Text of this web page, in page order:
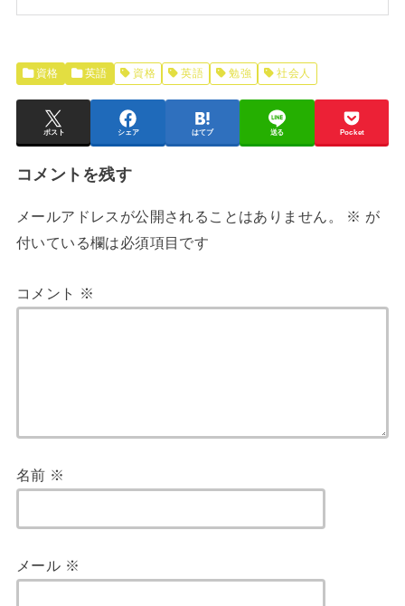
資格 英語 資格 英語 勉強 社会人
ポスト シェア はてブ 送る Pocket
コメントを残す
メールアドレスが公開されることはありません。 ※ が
付いている欄は必須項目です
コメント ※
名前 ※
メール ※